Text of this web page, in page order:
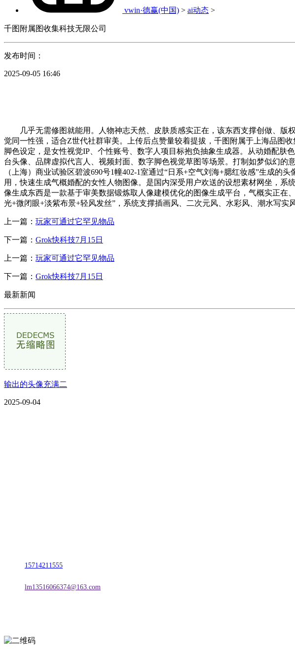
vwin·德赢(中国) > ai动态 >
千图附属图收集科技无限公司
发布时间：
2025-09-05 16:46
几乎无需修图就能用。人物神志天然、皮肤质感实正在，该东西支撑创做、版
觉同一性强，适合Z世代社群审美。上传后点赞量较着提拔，千图附属于上海品图
脚色设定，是女性视觉IP、个性账号、数字人项目标抱负抽象生成器。从动婚配
台头像、品牌虚拟代言人、视频封面、数字脚色视觉草图等场景。打制如梦似幻的
（上海）商业试验区碧波690号1幢402-1室通过“日系+空气刘海+腮红妆感”生成
用，快速生成气概婚配的女性人物图像。是国内深受用户欢送的设想素材网坐，
像生成东西是一款基于审美数据锻炼取人像建模优化的图像生成平台，气概实正
光+微闭眼+淡紫布景+轻风发丝”，系统支撑插画风、二次元风、水彩风、潮水写实
上一篇： 玩家可通过它罕见物品
下一篇： Grok快科技7月15日
上一篇： 玩家可通过它罕见物品
下一篇： Grok快科技7月15日
最新新闻
输出的头像充满二
2025-09-04
15714211555
lm13516066374@163.com